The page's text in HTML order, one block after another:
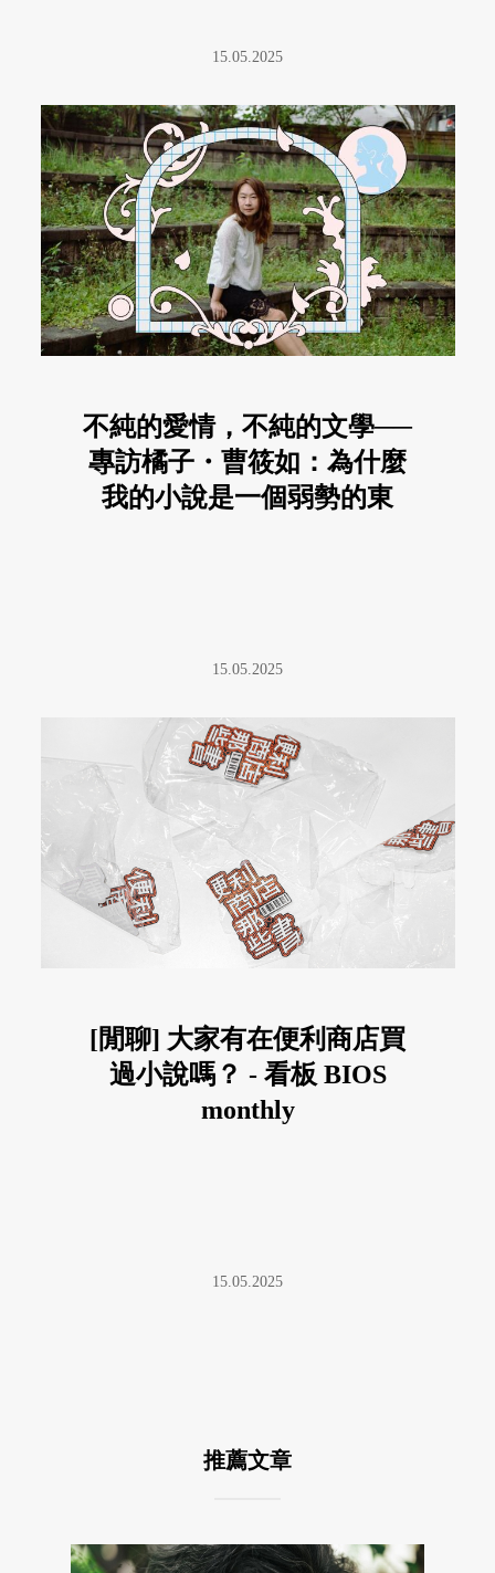
15.05.2025
不純的愛情，不純的文學──
專訪橘子・曹筱如：為什麼
我的小說是一個弱勢的東
15.05.2025
[閒聊] 大家有在便利商店買
過小說嗎？ - 看板 BIOS
monthly
15.05.2025
推薦文章